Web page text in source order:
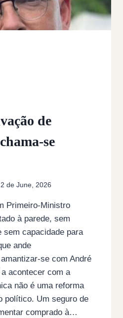
de
se
de June, 2026
Primeiro-Ministro
à parede, sem
sem capacidade para
ande
se com André
acontecer com a
não é uma reforma
político. Um seguro de
comprado à…